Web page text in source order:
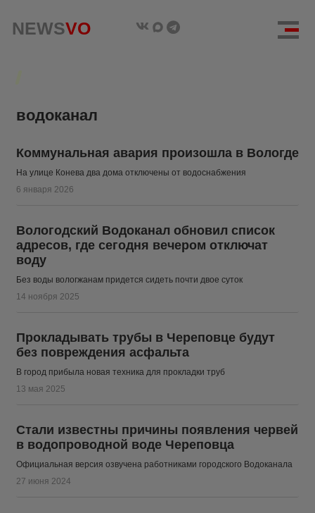
NEWSVO
NEWSVO
водоканал
Коммунальная авария произошла в Вологде
На улице Конева два дома отключены от водоснабжения
6 января 2026
Вологодский Водоканал обновил список
адресов, где сегодня вечером отключат
воду
Без воды вологжанам придется сидеть почти двое суток
14 ноября 2025
Прокладывать трубы в Череповце будут
без повреждения асфальта
В город прибыла новая техника для прокладки труб
13 мая 2025
Стали известны причины появления червей
в водопроводной воде Череповца
Официальная версия озвучена работниками городского Водоканала
27 июня 2024